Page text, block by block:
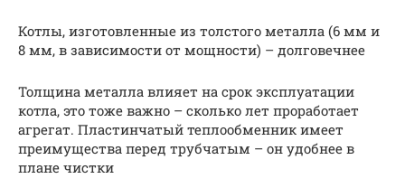
Котлы, изготовленные из толстого металла (6 мм и
8 мм, в зависимости от мощности) – долговечнее
Толщина металла влияет на срок эксплуатации
котла, это тоже важно – сколько лет проработает
агрегат. Пластинчатый теплообменник имеет
преимущества перед трубчатым – он удобнее в
плане чистки